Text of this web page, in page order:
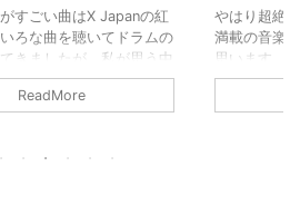
点の一曲
すごい曲はX Japanの紅
ろな曲を聴いてドラムの
きましたが、私が思う中
がすごいと感じたのは、
の曲です。
感じから始まるのです
ReadMore
やはり超絶
満載の音楽
思います。
ラムプレイ